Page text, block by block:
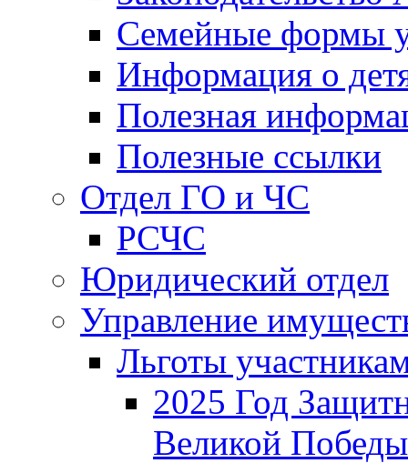
Семейные формы
Информация о
Полезная
Полезные ссылки
Отдел ГО и ЧС
РСЧС
Юридический отдел
Управление
Льготы
2025 Год
Великой Победы